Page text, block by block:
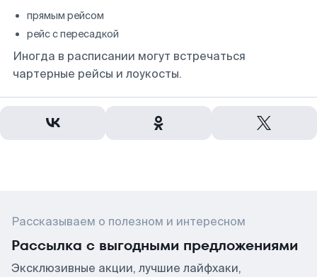
прямым рейсом
рейс с пересадкой
Иногда в расписании могут встречаться
чартерные рейсы и лоукосты.
Рассказываем о полезном и интересном
Рассылка с выгодными предложениями
Эксклюзивные акции, лучшие лайфхаки,